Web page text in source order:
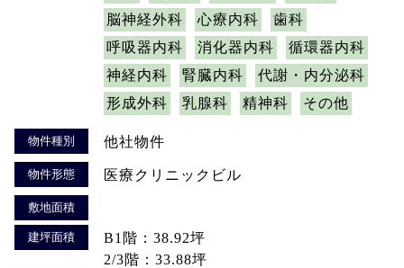
脳神経外科
心療内科
歯科
呼吸器内科
消化器内科
循環器内科
神経内科
腎臓内科
代謝・内分泌科
形成外科
乳腺科 精神科 その他
物件種別 他社物件
物件形態 医療クリニックビル
敷地面積
建坪面積
B1階：38.92坪
2/3階：33.88坪